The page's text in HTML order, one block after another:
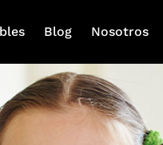
Blog Nosotros